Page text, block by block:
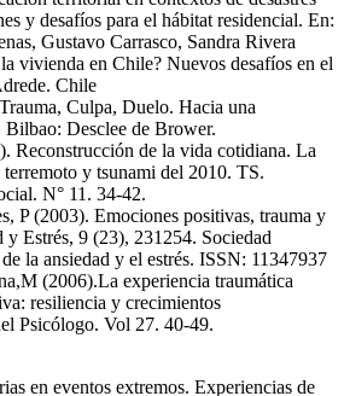
y desafíos para el hábitat residencial. En:
Gustavo Carrasco, Sandra Rivera
vivienda en Chile? Nuevos desafíos en el
Chile
Culpa, Duelo. Hacia una
Bilbao: Desclee de Brower.
Reconstrucción de la vida cotidiana. La
y tsunami del 2010. TS.
N° 11. 34-42.
P (2003). Emociones positivas, trauma y
y Estrés, 9 (23), 231254. Sociedad
la ansiedad y el estrés. ISSN: 11347937
(2006).La experiencia traumática
resiliencia y crecimientos
Psicólogo. Vol 27. 40-49.
en eventos extremos. Experiencias de